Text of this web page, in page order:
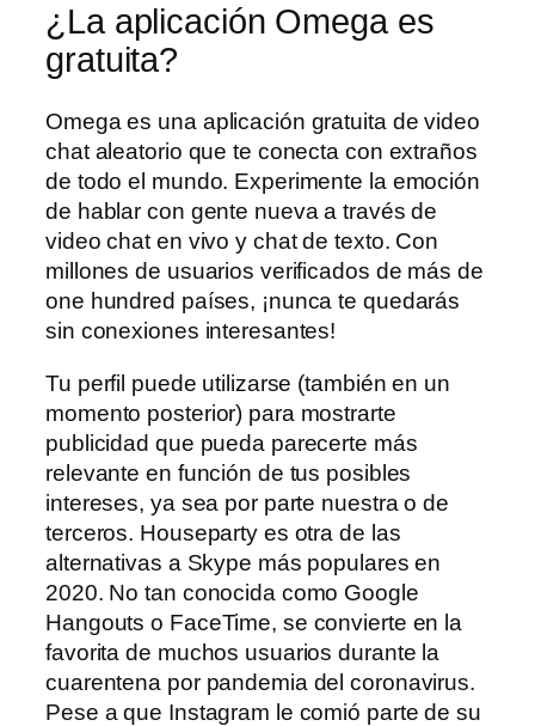
¿La aplicación Omega es
gratuita?
Omega es una aplicación gratuita de video
chat aleatorio que te conecta con extraños
de todo el mundo. Experimente la emoción
de hablar con gente nueva a través de
video chat en vivo y chat de texto. Con
millones de usuarios verificados de más de
one hundred países, ¡nunca te quedarás
sin conexiones interesantes!
Tu perfil puede utilizarse (también en un
momento posterior) para mostrarte
publicidad que pueda parecerte más
relevante en función de tus posibles
intereses, ya sea por parte nuestra o de
terceros. Houseparty es otra de las
alternativas a Skype más populares en
2020. No tan conocida como Google
Hangouts o FaceTime, se convierte en la
favorita de muchos usuarios durante la
cuarentena por pandemia del coronavirus.
Pese a que Instagram le comió parte de su